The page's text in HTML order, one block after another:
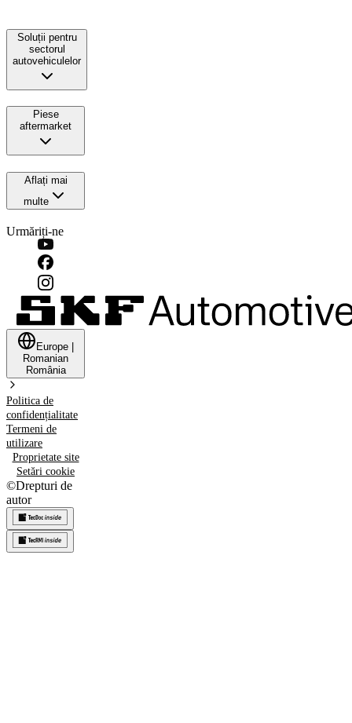
Soluții pentru
sectorul
autovehiculelor
Piese
aftermarket
Aflați mai
multe
Urmăriți-ne
Europe
Romanian
România
Politica de
confidențialitate
Termeni de
utilizare
Proprietate site
Setări cookie
©Drepturi de
autor